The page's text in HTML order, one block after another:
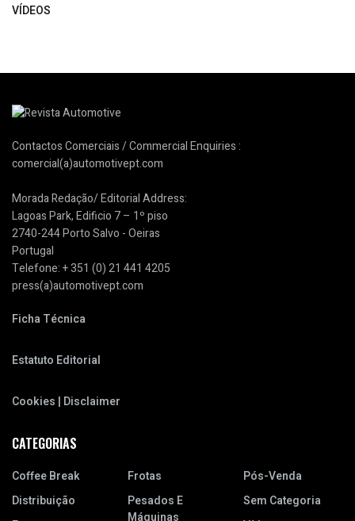
VÍDEOS
Contactos Comerciais / Commercial Enquiries :
comercial(a)automotivept.com
Morada Redação/ Editorial Address:
Lagoas Park, Edificio 7 – 1º piso
2740-244 Porto Salvo - Oeiras
Portugal
Telefone: + 351 (0) 21 441 4205
press(a)automotivept.com
Ficha Técnica
Estatuto Editorial
Cookies | Disclaimer
CATEGORIAS
Coffee Break
Distribuição
Frotas
Pesados E
Máquinas
Pós-Venda
Sem Categoria